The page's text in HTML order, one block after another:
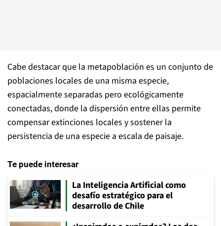
Cabe destacar que la metapoblación es un conjunto de
poblaciones locales de una misma especie,
espacialmente separadas pero ecológicamente
conectadas, donde la dispersión entre ellas permite
compensar extinciones locales y sostener la
persistencia de una especie a escala de paisaje.
Te puede interesar
La Inteligencia Artificial como
desafío estratégico para el
desarrollo de Chile